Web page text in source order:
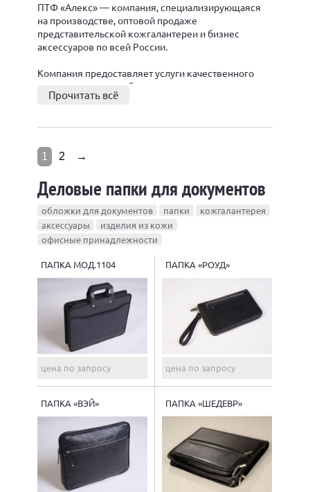
Прочитать всё
ПТФ «Алекс» — компания, специализирующаяся
на производстве, оптовой продаже
представительской кожгалантереи и бизнес
аксессуаров по всей России.
Компания предоставляет услуги качественного
пошива сумок по собственным и индвидуальным
проектам заказчика из современных материалов:
продукцию из кожгалантереи можно
логотипа, оригинального рисунка или надписи.
1 2 →
Деловые папки для документов
обложки для документов папки
кожгалантерея
аксессуары
изделия из кожи
офисные принадлежности
ПАПКА МОД.1104
цена по запросу
ПАПКА «РОУД»
цена по запросу
ПАПКА «ВЭЙ» ПАПКА «ШЕДЕВР»